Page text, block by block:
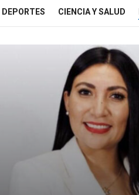
DEPORTES CIENCIA Y SALUD